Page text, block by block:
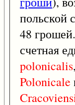
польской
48
счетная
polonicalis,
Polonicale